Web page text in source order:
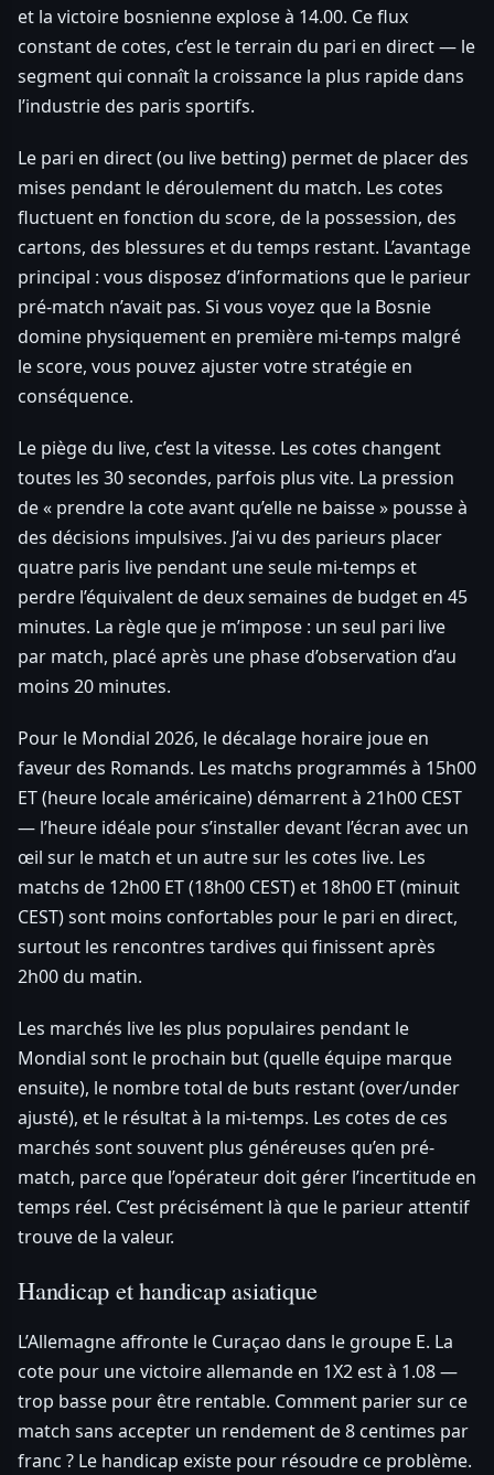
et la victoire bosnienne explose à 14.00. Ce flux
constant de cotes, c’est le terrain du pari en direct — le
segment qui connaît la croissance la plus rapide dans
l’industrie des paris sportifs.
Le pari en direct (ou live betting) permet de placer des
mises pendant le déroulement du match. Les cotes
fluctuent en fonction du score, de la possession, des
cartons, des blessures et du temps restant. L’avantage
principal : vous disposez d’informations que le parieur
pré-match n’avait pas. Si vous voyez que la Bosnie
domine physiquement en première mi-temps malgré
le score, vous pouvez ajuster votre stratégie en
conséquence.
Le piège du live, c’est la vitesse. Les cotes changent
toutes les 30 secondes, parfois plus vite. La pression
de « prendre la cote avant qu’elle ne baisse » pousse à
des décisions impulsives. J’ai vu des parieurs placer
quatre paris live pendant une seule mi-temps et
perdre l’équivalent de deux semaines de budget en 45
minutes. La règle que je m’impose : un seul pari live
par match, placé après une phase d’observation d’au
moins 20 minutes.
Pour le Mondial 2026, le décalage horaire joue en
faveur des Romands. Les matchs programmés à 15h00
ET (heure locale américaine) démarrent à 21h00 CEST
— l’heure idéale pour s’installer devant l’écran avec un
œil sur le match et un autre sur les cotes live. Les
matchs de 12h00 ET (18h00 CEST) et 18h00 ET (minuit
CEST) sont moins confortables pour le pari en direct,
surtout les rencontres tardives qui finissent après
2h00 du matin.
Les marchés live les plus populaires pendant le
Mondial sont le prochain but (quelle équipe marque
ensuite), le nombre total de buts restant (over/under
ajusté), et le résultat à la mi-temps. Les cotes de ces
marchés sont souvent plus généreuses qu’en pré-
match, parce que l’opérateur doit gérer l’incertitude en
temps réel. C’est précisément là que le parieur attentif
trouve de la valeur.
Handicap et handicap asiatique
L’Allemagne affronte le Curaçao dans le groupe E. La
cote pour une victoire allemande en 1X2 est à 1.08 —
trop basse pour être rentable. Comment parier sur ce
match sans accepter un rendement de 8 centimes par
franc ? Le handicap existe pour résoudre ce problème.